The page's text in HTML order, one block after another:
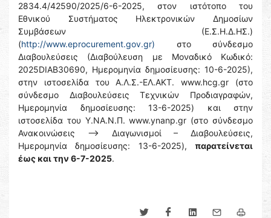
2834.4/42590/2025/6-6-2025, στον ιστότοπο του
Εθνικού Συστήματος Ηλεκτρονικών Δημοσίων
Συμβάσεων (Ε.Σ.Η.Δ.ΗΣ.)
(http://www.eprocurement.gov.gr) στο σύνδεσμο
Διαβουλεύσεις (Διαβούλευση με Μοναδικό Κωδικό:
2025DIAB30690, Ημερομηνία δημοσίευσης: 10-6-2025),
στην ιστοσελίδα του Α.Λ.Σ.-ΕΛ.ΑΚΤ. www.hcg.gr (στο
σύνδεσμο Διαβουλεύσεις Τεχνικών Προδιαγραφών,
Ημερομηνία δημοσίευσης: 13-6-2025) και στην
ιστοσελίδα του Y.NA.N.Π. www.ynanp.gr (στο σύνδεσμο
Ανακοινώσεις --> Διαγωνισμοί – Διαβουλεύσεις,
Ημερομηνία δημοσίευσης: 13-6-2025), παρατείνεται
έως και την 6-7-2025.